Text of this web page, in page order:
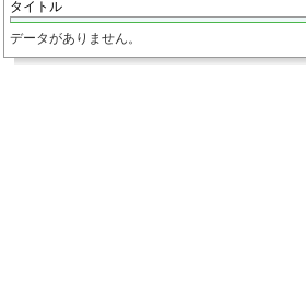
タイトル
データがありません。